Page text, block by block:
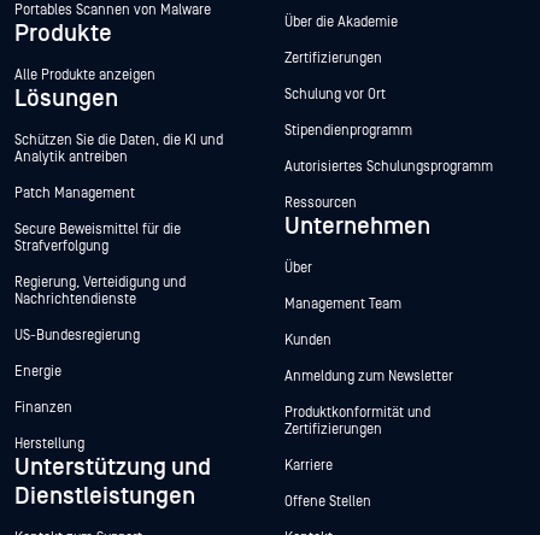
Portables Scannen von Malware
Produkte
Alle Produkte anzeigen
Lösungen
Schützen Sie die Daten, die KI und
Analytik antreiben
Patch Management
Secure Beweismittel für die
Strafverfolgung
Regierung, Verteidigung und
Nachrichtendienste
US-Bundesregierung
Energie
Finanzen
Herstellung
Unterstützung und
Dienstleistungen
Über die Akademie
Zertifizierungen
Schulung vor Ort
Stipendienprogramm
Autorisiertes Schulungsprogramm
Ressourcen
Unternehmen
Über
Management Team
Kunden
Anmeldung zum Newsletter
Produktkonformität und
Zertifizierungen
Karriere
Offene Stellen